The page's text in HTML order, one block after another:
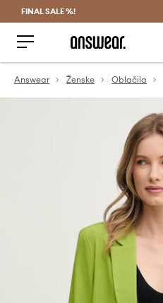
FINAL SALE %!
Answear Ženske Oblačila